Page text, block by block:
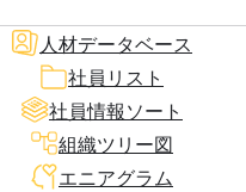
人材データベース
社員リスト
社員情報ソート
組織ツリー図
エニアグラム